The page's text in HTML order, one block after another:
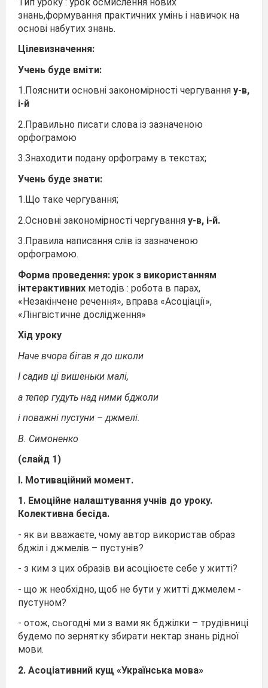
знань,формування практичних умінь і навичок на
основі набутих знань.
Цілевизначення:
Учень буде вміти:
1.Пояснити основні закономірності чергування у-в,
і-й
2.Правильно писати слова із зазначеною
орфограмою
3.Знаходити подану орфограму в текстах;
Учень буде знати:
1.Що таке чергування;
2.Основні закономірності чергування у-в, і-й.
3.Правила написання слів із зазначеною
орфограмою.
Форма проведення: урок з використанням
інтерактивних методів : робота в парах,
«Незакінчене речення», вправа «Асоціації»,
«Лінгвістичне дослідження»
Хід уроку
Наче вчора бігав я до школи
І садив ці вишеньки малі,
а тепер гудуть над ними бджоли
і поважні пустуни – джмелі.
В. Симоненко
(слайд 1)
І. Мотиваційний момент.
1. Емоційне налаштування учнів до уроку.
Колективна бесіда.
- як ви вважаєте, чому автор використав образ
бджіл і джмелів – пустунів?
- з ким з цих образів ви асоціюєте себе у житті?
- що ж необхідно, щоб не бути у житті джмелем -
пустуном?
- отож, сьогодні ми з вами як бджілки – трудівниці
будемо по зернятку збирати нектар знань рідної
мови.
2. Асоціативний кущ «Українська мова»